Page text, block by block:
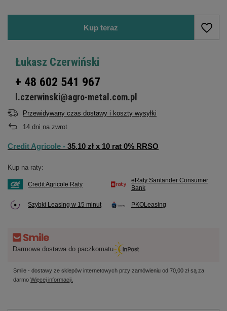
Kup teraz
Łukasz Czerwiński
+ 48 602 541 967
l.czerwinski@agro-metal.com.pl
Przewidywany czas dostawy i koszty wysyłki
14 dni na zwrot
Credit Agricole - 35.10 zł x 10 rat 0% RRSO
Kup na raty:
Credit Agricole Raty
eRaty Santander Consumer
Bank
Szybki Leasing w 15 minut PKOLeasing
Darmowa dostawa do paczkomatu
Smile - dostawy ze sklepów internetowych przy zamówieniu od 70,00 złsą za
darmo Więcej informacji.